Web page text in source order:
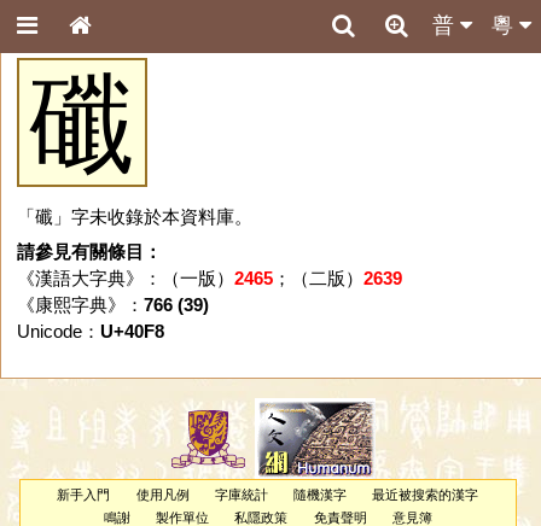
粵
普
䃸
「䃸」字未收錄於本資料庫。
請參見有關條目：
《漢語大字典》：（一版） 2465；（二版） 2639
《康熙字典》： 766 (39)
Unicode： U+40F8
新手入門 使用凡例 字庫統計 隨機漢字
最近被搜索的漢字
鳴謝
製作單位 私隱政策 免責聲明 意見簿